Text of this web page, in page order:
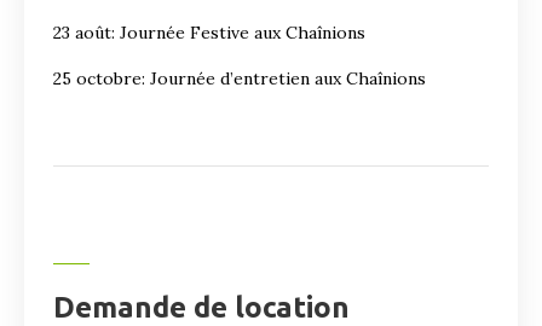
23 août: Journée Festive aux Chaînions
25 octobre: Journée d’entretien aux Chaînions
Demande de location